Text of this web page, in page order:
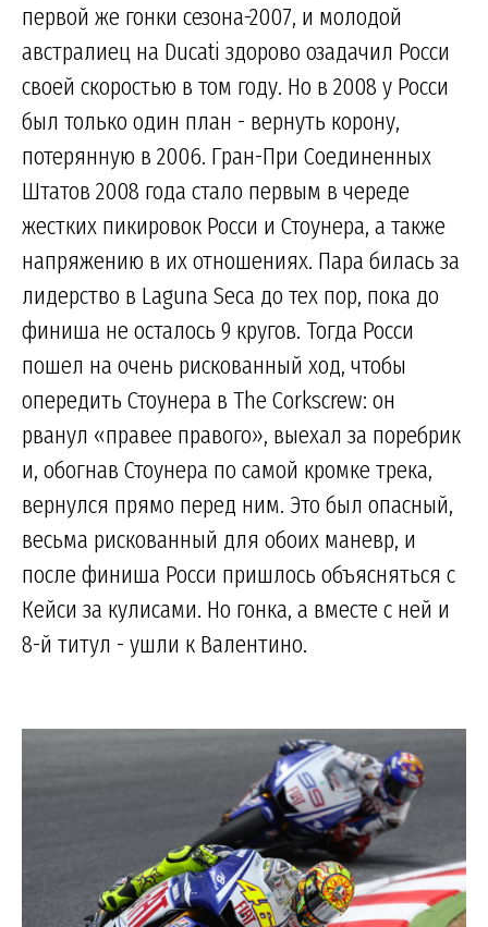
первой же гонки сезона-2007, и молодой
австралиец на Ducati здорово озадачил Росси
своей скоростью в том году. Но в 2008 у Росси
был только один план - вернуть корону,
потерянную в 2006. Гран-При Соединенных
Штатов 2008 года стало первым в череде
жестких пикировок Росси и Стоунера, а также
напряжению в их отношениях. Пара билась за
лидерство в Laguna Seca до тех пор, пока до
финиша не осталось 9 кругов. Тогда Росси
пошел на очень рискованный ход, чтобы
опередить Стоунера в The Corkscrew: он
рванул «правее правого», выехал за поребрик
и, обогнав Стоунера по самой кромке трека,
вернулся прямо перед ним. Это был опасный,
весьма рискованный для обоих маневр, и
после финиша Росси пришлось объясняться с
Кейси за кулисами. Но гонка, а вместе с ней и
8-й титул - ушли к Валентино.